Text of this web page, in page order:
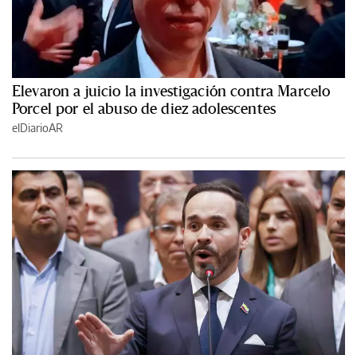
Elevaron a juicio la investigación contra Marcelo
Porcel por el abuso de diez adolescentes
elDiarioAR